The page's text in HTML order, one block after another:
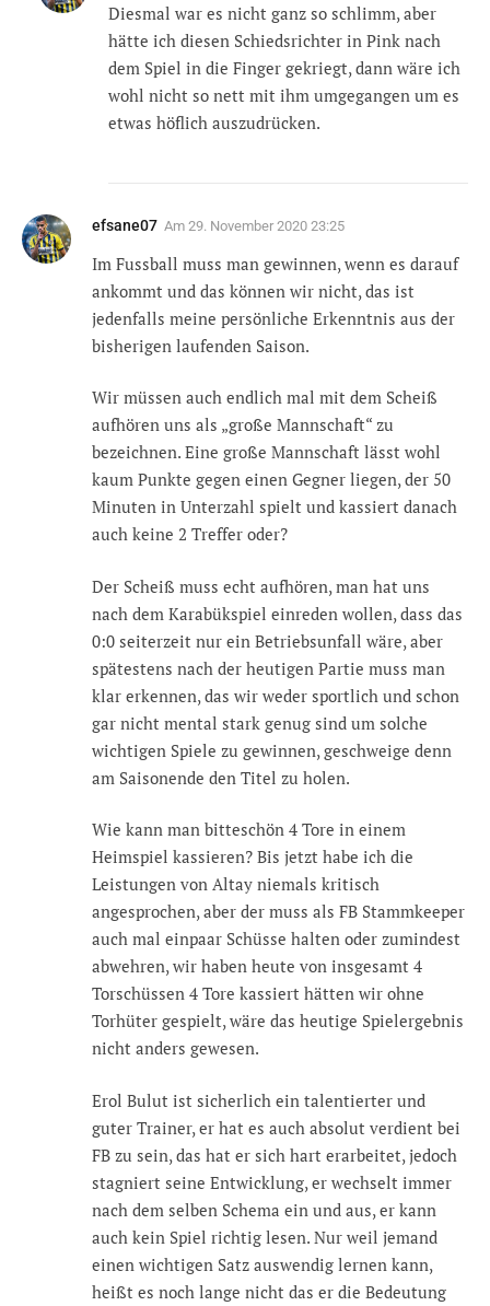
Diesmal war es nicht ganz so schlimm, aber
hätte ich diesen Schiedsrichter in Pink nach
dem Spiel in die Finger gekriegt, dann wäre ich
wohl nicht so nett mit ihm umgegangen um es
etwas höflich auszudrücken.
efsane07 Am 29. November 2020 23:25
Im Fussball muss man gewinnen, wenn es darauf
ankommt und das können wir nicht, das ist
jedenfalls meine persönliche Erkenntnis aus der
bisherigen laufenden Saison.
Wir müssen auch endlich mal mit dem Scheiß
aufhören uns als „große Mannschaft“ zu
bezeichnen. Eine große Mannschaft lässt wohl
kaum Punkte gegen einen Gegner liegen, der 50
Minuten in Unterzahl spielt und kassiert danach
auch keine 2 Treffer oder?
Der Scheiß muss echt aufhören, man hat uns
nach dem Karabükspiel einreden wollen, dass das
0:0 seiterzeit nur ein Betriebsunfall wäre, aber
spätestens nach der heutigen Partie muss man
klar erkennen, das wir weder sportlich und schon
gar nicht mental stark genug sind um solche
wichtigen Spiele zu gewinnen, geschweige denn
am Saisonende den Titel zu holen.
Wie kann man bitteschön 4 Tore in einem
Heimspiel kassieren? Bis jetzt habe ich die
Leistungen von Altay niemals kritisch
angesprochen, aber der muss als FB Stammkeeper
auch mal einpaar Schüsse halten oder zumindest
abwehren, wir haben heute von insgesamt 4
Torschüssen 4 Tore kassiert hätten wir ohne
Torhüter gespielt, wäre das heutige Spielergebnis
nicht anders gewesen.
Erol Bulut ist sicherlich ein talentierter und
guter Trainer, er hat es auch absolut verdient bei
FB zu sein, das hat er sich hart erarbeitet, jedoch
stagniert seine Entwicklung, er wechselt immer
nach dem selben Schema ein und aus, er kann
auch kein Spiel richtig lesen. Nur weil jemand
einen wichtigen Satz auswendig lernen kann,
heißt es noch lange nicht das er die Bedeutung